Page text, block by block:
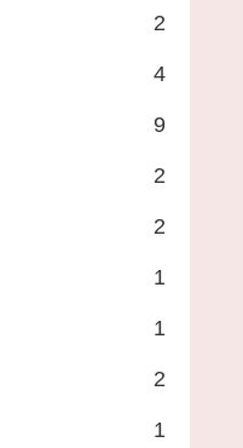
2
4
9
2
2
1
1
2
1